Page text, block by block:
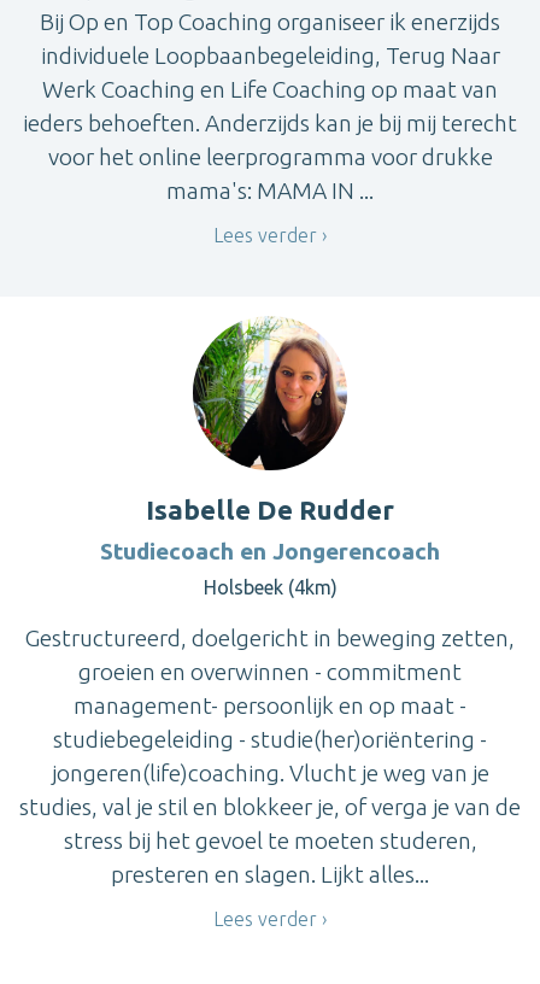
Bij Op en Top Coaching organiseer ik enerzijds
individuele Loopbaanbegeleiding, Terug Naar
Werk Coaching en Life Coaching op maat van
ieders behoeften. Anderzijds kan je bij mij terecht
voor het online leerprogramma voor drukke
mama's: MAMA IN ...
Lees verder
Isabelle De Rudder
Studiecoach en Jongerencoach
Holsbeek (4km)
Gestructureerd, doelgericht in beweging zetten,
groeien en overwinnen - commitment
management- persoonlijk en op maat -
studiebegeleiding - studie(her)oriëntering -
jongeren(life)coaching. Vlucht je weg van je
studies, val je stil en blokkeer je, of verga je van de
stress bij het gevoel te moeten studeren,
presteren en slagen. Lijkt alles...
Lees verder